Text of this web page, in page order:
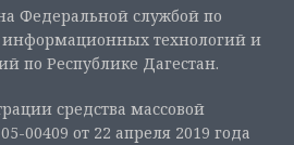
Федеральной службой по
информационных технологий и
по Республике Дагестан.
средства массовой
от 22 апреля 2019 года